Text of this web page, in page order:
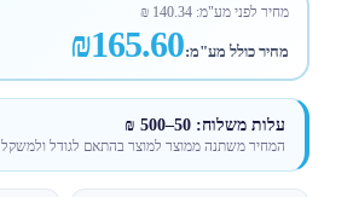
מחיר לפני מע"מ:140.34
₪
מחיר כולל מע"מ:₪165.60
עלות משלוח: 50–500 ₪
המחיר משתנה ממוצר למוצר בהתאם לגודל ולמשקל